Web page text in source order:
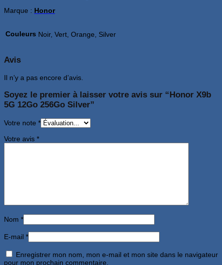
Marque : Honor
Couleurs Noir, Vert, Orange, Silver
Avis
Il n’y a pas encore d’avis.
Soyez le premier à laisser votre avis sur “Honor X9b
5G 12Go 256Go Silver”
Votre note *
Votre avis *
Nom *
E-mail *
Enregistrer mon nom, mon e-mail et mon site dans le navigateur
pour mon prochain commentaire.